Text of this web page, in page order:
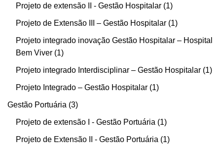
Projeto de extensão II - Gestão Hospitalar 1
Projeto de Extensão III – Gestão Hospitalar 1
Projeto integrado inovação Gestão Hospitalar – Hospital
Bem Viver 1
Projeto integrado Interdisciplinar – Gestão Hospitalar 1
Projeto Integrado – Gestão Hospitalar 1
Gestão Portuária 3
Projeto de extensão I - Gestão Portuária 1
Projeto de Extensão II - Gestão Portuária 1